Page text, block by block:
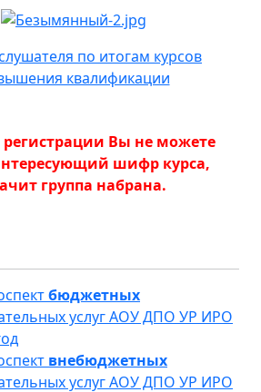
по итогам курсов
квалификации
регистрации Вы не можете
шифр курса,
группа набрана.
бюджетных
услуг АОУ ДПО УР ИРО
внебюджетных
услуг АОУ ДПО УР ИРО